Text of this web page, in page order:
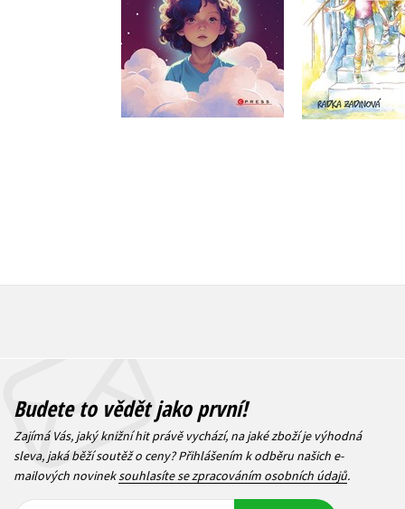
Do košíku
249 Kč
199 Kč
Do
199 Kč
Budete to vědět jako první!
Zajímá Vás, jaký knižní hit právě vychází, na jaké zboží je výhodná
sleva, jaká běží soutěž o ceny? Přihlášením k odběru našich e-
mailových novineksouhlasíte se zpracováním osobních údajů.